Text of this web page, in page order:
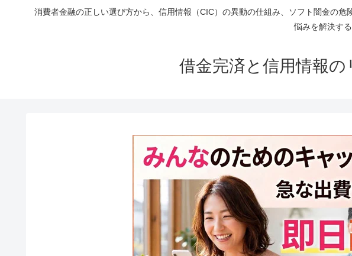
消費者金融の正しい選び方から、信用情報（CIC）の異動の仕組み、ソフト闇金の
悩みを解決す
借金完済と信用情報